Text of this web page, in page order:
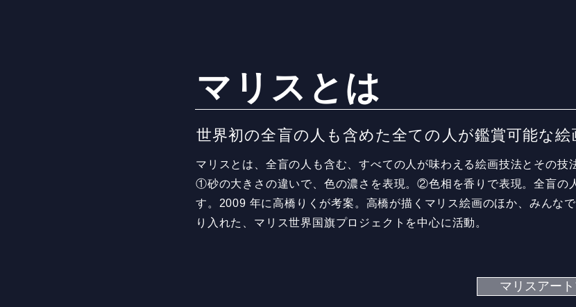
マリスとは
​世界初の全盲の人も含めた全ての人が鑑賞可能な
マリスとは、全盲の人も含む、すべての人が味わえる絵画技法とその技
①砂の大きさの違いで、色の濃さを表現。②色相を香りで表現。全盲の
す。2009 年に高橋りくが考案。高橋が描くマリス絵画のほか、みんな
り入れた、マリス世界国旗プロジェクトを中心に活動。
マリスアー